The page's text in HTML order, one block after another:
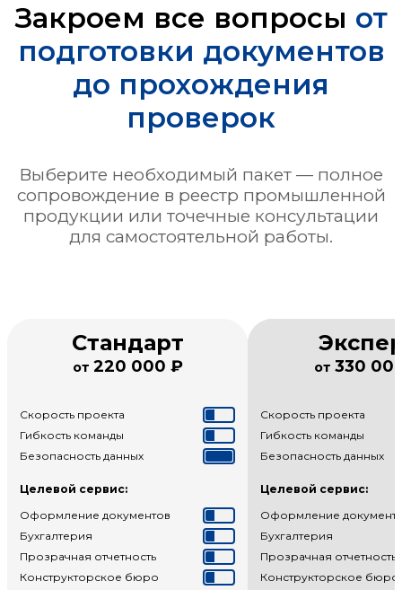
Закроем все вопросы от
подготовки документов
до прохождения
проверок
Выберите необходимый пакет — полное
сопровождение в реестр промышленной
продукции или точечные консультации
для самостоятельной работы.
Стандарт
от 220 000 ₽
Скорость проекта
Гибкость команды
Безопасность данных
Целевой сервис:
Оформление документов
Бухгалтерия
Прозрачная отчетность
Конструкторское бюро
от 330
Скорость проекта
Гибкость команды
Безопасность данных
Целевой сервис:
Оформление
Бухгалтерия
Прозрачная отчетность
Конструкторское бюро